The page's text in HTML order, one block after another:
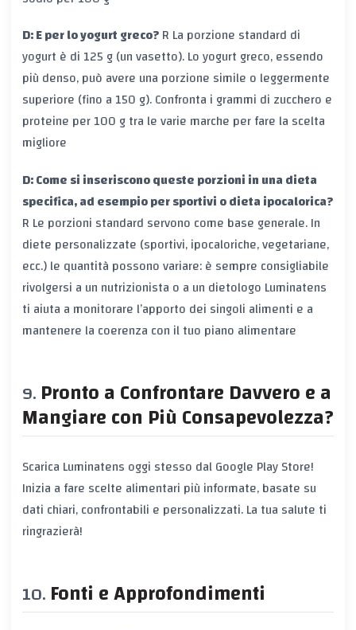
D: E per lo yogurt greco?R La porzione standard di
yogurt è di 125 g (un vasetto). Lo yogurt greco, essendo
più denso, può avere una porzione simile o leggermente
superiore (fino a 150 g). Confronta i grammi di zucchero e
proteine per 100 g tra le varie marche per fare la scelta
migliore
D: Come si inseriscono queste porzioni in una dieta
specifica, ad esempio per sportivi o dieta ipocalorica?
R Le porzioni standard servono come base generale. In
diete personalizzate (sportivi, ipocaloriche, vegetariane,
ecc.) le quantità possono variare: è sempre consigliabile
rivolgersi a un nutrizionista o a un dietologo Luminatens
ti aiuta a monitorare l’apporto dei singoli alimenti e a
mantenere la coerenza con il tuo piano alimentare
Pronto a Confrontare Davvero e a
Mangiare con Più Consapevolezza?
Scarica Luminatens oggi stesso dal Google Play Store!
Inizia a fare scelte alimentari più informate, basate su
dati chiari, confrontabili e personalizzati. La tua salute ti
ringrazierà!
Fonti e Approfondimenti